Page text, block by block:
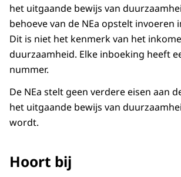
het uitgaande bewijs van
behoeve van de NEa opstelt invoeren
Dit is niet het kenmerk van het
duurzaamheid. Elke inboeking heeft
nummer.
De NEa stelt geen verdere eisen aan
het uitgaande bewijs van
wordt.
Hoort bij